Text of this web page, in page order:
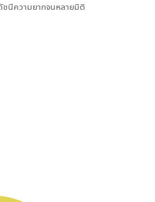
ชนีความยากจนหลายมิติ